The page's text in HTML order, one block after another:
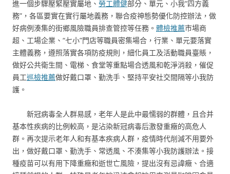
進一個步驟壓緊壓實屬地、 勞工體健部分、單元、小我“四方義
務”，各區要實在實行屬地義務，聯合疫神態勢優化防控辦法，做
好病例湊集的街鄉風險職員排查管控等任務。 體檢推薦市場商
超、工場企業、“七小”門店等職員密集場合，行業、單元要落實
主體義務，遵照落實各項防疫規則，細化員工及活動職員臺賬，
做好公共衛生間、電梯、食堂等重點場合透風和乾淨消殺，催促
員工巡檢推薦做好戴口罩、勤洗手、堅持平安社交間隔等小我防
護。
新冠病毒全人群易感，老年人是此中最懦弱的群體，且合并
基本性疾病的比例較高，是沾染新冠病毒后激發重癥的高危人
群。再次提示老年人和有基本疾病人群，疫情時代削減不用要外
出，做好戴口罩、勤洗手、常透風、不湊集等小我防護辦法。接
種疫苗可以有用下降重癥和逝世亡風險，提出沒有忌諱癥、合適